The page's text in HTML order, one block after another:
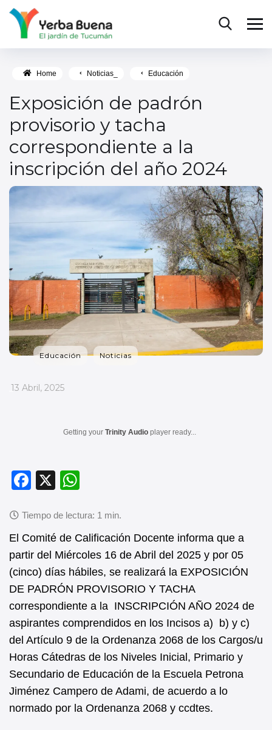
Home Noticias_ Educación
Exposición de padrón
provisorio y tacha
correspondiente a la
inscripción del año 2024
Educación Noticias
_
13 Abril, 2025
Getting your Trinity Audio player ready...
F
c
e
b
o
o
k
X
at
s
A
p
p
El Comité de Calificación Docente informa que a
partir del Miércoles 16 de Abril del 2025 y por 05
(cinco) días hábiles, se realizará la EXPOSICIÓN
DE PADRÓN PROVISORIO Y TACHA
correspondiente a la INSCRIPCIÓN AÑO 2024 de
aspirantes comprendidos en los Incisos a) b) y c)
del Artículo 9 de la Ordenanza 2068 de los Cargos/u
Horas Cátedras de los Niveles Inicial, Primario y
Secundario de Educación de la Escuela Petrona
Jiménez Campero de Adami, de acuerdo a lo
normado por la Ordenanza 2068 y ccdtes.